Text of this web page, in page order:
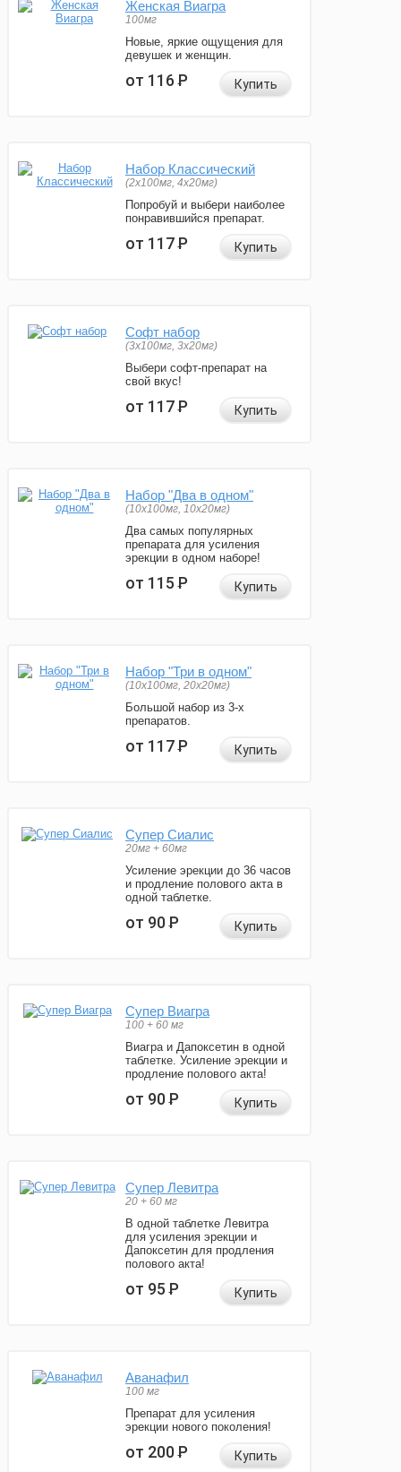
Женская Виагра
100мг
Новые, яркие ощущения для
девушек и женщин.
от 116Р Купить
Набор Классический
(2x100мг, 4x20мг)
Попробуй и выбери наиболее
понравившийся препарат.
от 117Р Купить
Софт набор
(3x100мг, 3x20мг)
Выбери софт-препарат на
свой вкус!
от 117Р Купить
Набор "Два в одном"
(10x100мг, 10x20мг)
Два самых популярных
препарата для усиления
эрекции в одном наборе!
от 115Р Купить
Набор "Три в одном"
(10x100мг, 20x20мг)
Большой набор из 3-х
препаратов.
от 117Р Купить
Супер Сиалис
20мг + 60мг
Усиление эрекции до 36 часов
и продление полового акта в
одной таблетке.
от 90Р Купить
Супер Виагра
100 + 60 мг
Виагра и Дапоксетин в одной
таблетке. Усиление эрекции и
продление полового акта!
от 90Р Купить
Супер Левитра
20 + 60 мг
В одной таблетке Левитра
для усиления эрекции и
Дапоксетин для продления
полового акта!
от 95Р Купить
Аванафил
100 мг
Препарат для усиления
эрекции нового поколения!
от 200Р Купить